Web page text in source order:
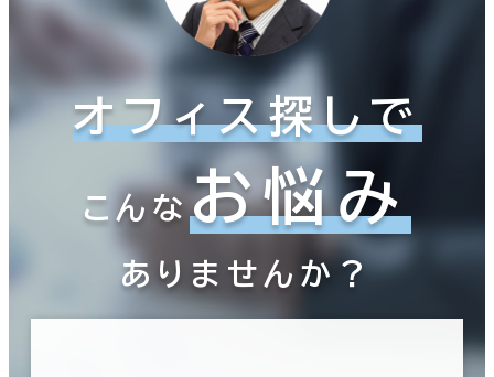
オフィス探しで
こんなお悩み
ありませんか？